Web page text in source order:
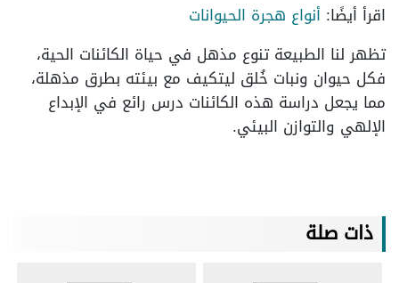
اقرأ أيضًا: أنواع هجرة الحيوانات
تظهر لنا الطبيعة تنوع مذهل في حياة الكائنات الحية،
فكل حيوان ونبات خُلق ليتكيف مع بيئته بطرق مذهلة،
مما يجعل دراسة هذه الكائنات درس رائع في الإبداع
الإلهي والتوازن البيئي.
ذات صلة